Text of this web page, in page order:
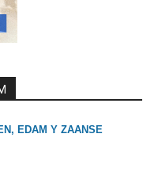
EDAM Y ZAANSE